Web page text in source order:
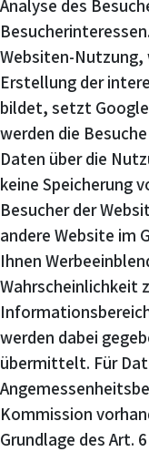
Analyse des
Websiten-Nutzung,
Erstellung der
bildet, setzt Google
werden die
Daten über die
keine Speicherung
Besucher der
andere Website im
Ihnen
Wahrscheinlichkeit
werden dabei
übermittelt. Für
Kommission
Grundlage des Art.